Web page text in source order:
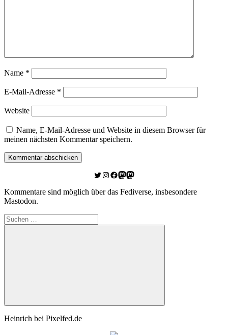
Name *
E-Mail-Adresse *
Website
Name, E-Mail-Adresse und Website in diesem Browser für
meinen nächsten Kommentar speichern.
Twitter
Instagram
Facebook
Link zu Mastodon
Mastodon
Kommentare sind möglich über das Fediverse, insbesondere
Mastodon.
Suchen
nach:
Suchen
Heinrich bei Pixelfed.de